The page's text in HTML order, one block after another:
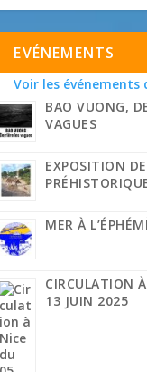
EVÉNEMENTS
Voir les événements
BAO VUONG,
VAGUES
EXPOSITION
MER À
CIRCULATION
13 JUIN 2025